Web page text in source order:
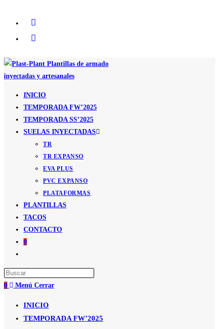
contenido
INICIO
TEMPORADA FW’2025
TEMPORADA SS’2025
SUELAS INYECTADAS
TR
TR EXPANSO
EVA PLUS
PVC EXPANSO
PLATAFORMAS
PLANTILLAS
TACOS
CONTACTO
0
de
la
web
0 Menú Cerrar
INICIO
TEMPORADA FW’2025